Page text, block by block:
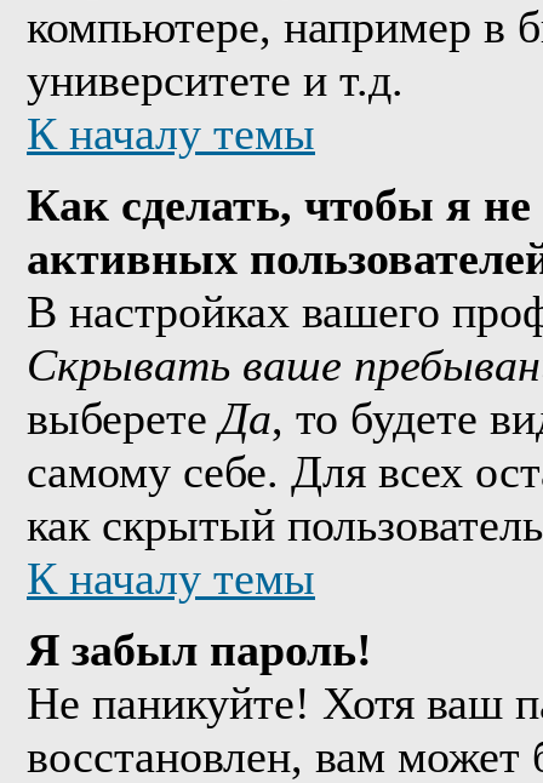
компьютере, например в
университете и т.д.
К началу темы
Как сделать, чтобы я
активных
В настройках вашего
Скрывать ваше
выберетеДа, то будете
самому себе. Для всех
как скрытый
К началу темы
Я забыл пароль!
Не паникуйте! Хотя ваш
восстановлен, вам